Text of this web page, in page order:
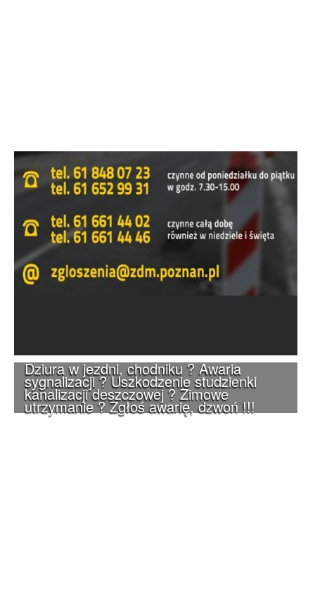
Dziura w jezdni, chodniku ? Awaria
sygnalizacji ? Uszkodzenie studzienki
kanalizacji deszczowej ? Zimowe
utrzymanie ? Zgłoś awarię, dzwoń !!!